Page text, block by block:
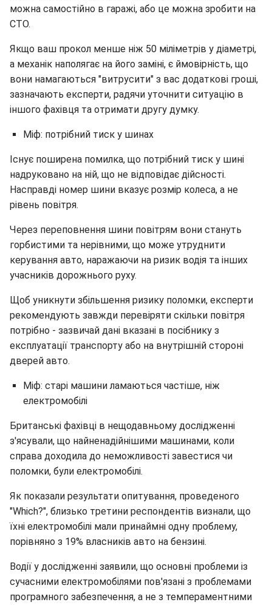
можна самостійно в гаражі, або це можна зробити на
СТО.
Якщо ваш прокол менше ніж 50 міліметрів у діаметрі,
а механік наполягає на його заміні, є ймовірність, що
вони намагаються "витрусити" з вас додаткові гроші,
зазначають експерти, радячи уточнити ситуацію в
іншого фахівця та отримати другу думку.
Міф: потрібний тиск у шинах
Існує поширена помилка, що потрібний тиск у шині
надруковано на ній, що не відповідає дійсності.
Насправді номер шини вказує розмір колеса, а не
рівень повітря.
Через переповнення шини повітрям вони стануть
горбистими та нерівними, що може утруднити
керування авто, наражаючи на ризик водія та інших
учасників дорожнього руху.
Щоб уникнути збільшення ризику поломки, експерти
рекомендують завжди перевіряти скільки повітря
потрібно - зазвичай дані вказані в посібнику з
експлуатації транспорту або на внутрішній стороні
дверей авто.
Міф: старі машини ламаються частіше, ніж
електромобілі
Британські фахівці в нещодавньому дослідженні
з'ясували, що найненадійнішими машинами, коли
справа доходила до неможливості завестися чи
поломки, були електромобілі.
Як показали результати опитування, проведеного
"Which?", близько третини респондентів визнали, що
їхні електромобілі мали принаймні одну проблему,
порівняно з 19% власників авто на бензині.
Водії у дослідженні заявили, що основні проблеми із
сучасними електромобілями пов'язані з проблемами
програмного забезпечення, а не з темпераментними